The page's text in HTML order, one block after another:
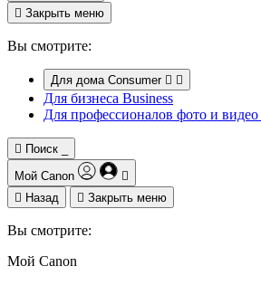
 Закрыть меню
Вы смотрите:
Для дома Consumer  
Для бизнеса Business
Для профессионалов фото и видео
 Поиск
Мой Canon

 Назад  Закрыть меню
Вы смотрите:
Мой Canon